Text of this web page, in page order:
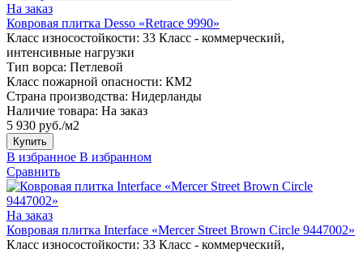
На заказ
Ковровая плитка Desso «Retrace 9990»
Класс износостойкости: 33 Класс - коммерческий,
интенсивные нагрузки
Тип ворса: Петлевой
Класс пожарной опасности: КМ2
Страна производства: Нидерланды
Наличие товара: На заказ
5 930 руб./м2
Купить
В избранное В избранном
Сравнить
На заказ
Ковровая плитка Interface «Mercer Street Brown Circle 9447002»
Класс износостойкости: 33 Класс - коммерческий,